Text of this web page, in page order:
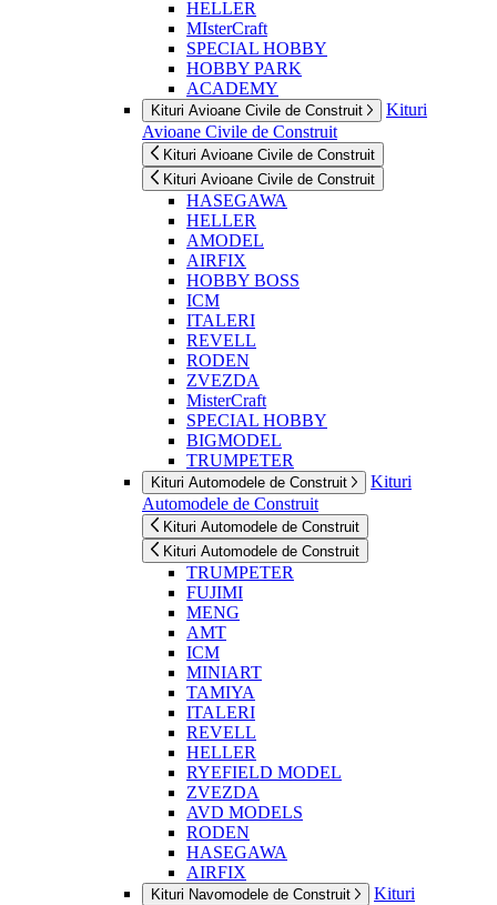
HELLER
MIsterCraft
SPECIAL HOBBY
HOBBY PARK
ACADEMY
Kituri Avioane Civile de Construit
Kituri
Avioane Civile de Construit
Kituri Avioane Civile de Construit
Kituri Avioane Civile de Construit
HASEGAWA
HELLER
AMODEL
AIRFIX
HOBBY BOSS
ICM
ITALERI
REVELL
RODEN
ZVEZDA
MisterCraft
SPECIAL HOBBY
BIGMODEL
TRUMPETER
Kituri Automodele de Construit
Kituri
Automodele de Construit
Kituri Automodele de Construit
Kituri Automodele de Construit
TRUMPETER
FUJIMI
MENG
AMT
ICM
MINIART
TAMIYA
ITALERI
REVELL
HELLER
RYEFIELD MODEL
ZVEZDA
AVD MODELS
RODEN
HASEGAWA
AIRFIX
Kituri Navomodele de Construit
Kituri